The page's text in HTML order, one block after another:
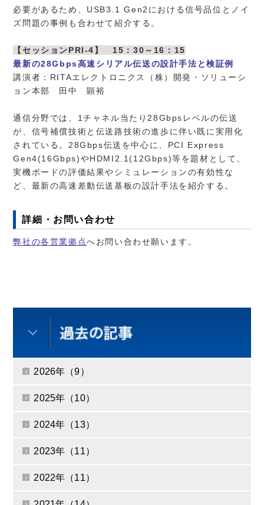
2026年（9）
2025年（10）
2024年（13）
2023年（11）
2022年（11）
必要があるため、USB3.1 Gen2における信号品位とノイ
ズ問題の事例も合わせて紹介する。
【セッションPRI-4】 15：30～16：15
最新の28Gbps高速シリアル伝送の設計手法と検証例
講演者：RITAエレクトロニクス（株）開発・ソリューシ
ョン本部 田中 顕裕
通信分野では、1チャネル当たり28Gbpsレベルの伝送
が、信号補償技術と伝送路技術の進歩に伴い既に実用化
されている。28Gbps伝送を中心に、PCI Express
Gen4(16Gbps)やHDMI2.1(12Gbps)等を題材として、
実機ボードの評価結果やシミュレーションの有効性な
ど、最新の高速差動伝送基板の設計手法を紹介する。
詳細・お問い合わせ
弊社の各営業拠点へお問い合わせ願います。